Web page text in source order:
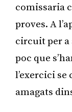
comissaria
proves. A
circuit per a
poc que
l’exercici
amagats